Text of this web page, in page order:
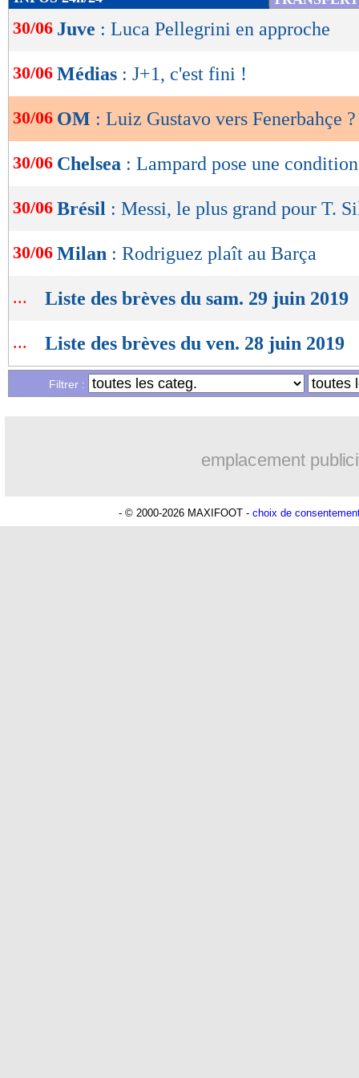
de
lecture
OK
30/06 Juve : Luca Pellegrini en approche
30/06 Médias : J+1, c'est fini !
30/06 OM : Luiz Gustavo vers Fenerbahçe ?
30/06 Chelsea : Lampard pose une condition
30/06 Brésil : Messi, le plus grand pour T.
30/06 Milan : Rodriguez plaît au Barça
... Liste des brèves du sam. 29 juin 2019
... Liste des brèves du ven. 28 juin 2019
Filtrer :
emplacement
- © 2000-2026 MAXIFOOT - choix de